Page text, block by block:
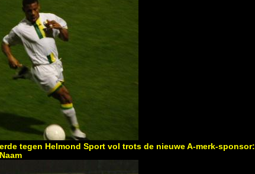
tegen Helmond Sport vol trots de nieuwe A-merk-sponsor: